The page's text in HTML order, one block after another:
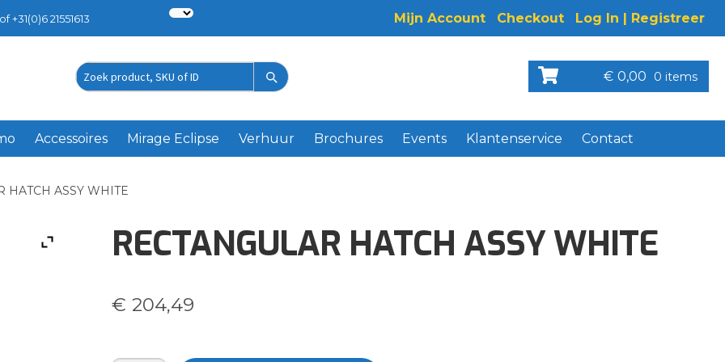
+31(0)6 21551613 Mijn Account Checkout Log In | Registreer
Zoek
€ 0,00 0 items
Accessoires Mirage Eclipse Verhuur Brochures Events Klantenservice Contact
HATCH ASSY WHITE
RECTANGULAR HATCH ASSY WHITE
€ 204,49